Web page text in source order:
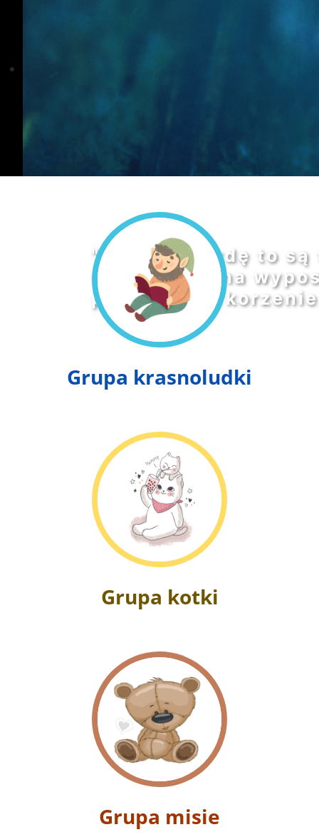
"Tak naprawdę to
w które można
pierwszą są
Grupa krasnoludki
Grupa kotki
Grupa misie